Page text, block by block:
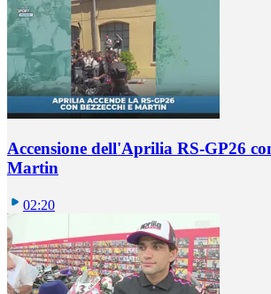
Accensione dell'Aprilia RS-GP26
Martin
02:20